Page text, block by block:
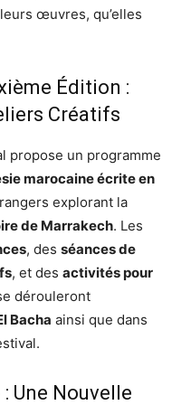
œuvres, qu’elles
Édition :
Créatifs
propose un programme
marocaine écrite en
explorant la
de Marrakech. Les
, des séances de
, et des activités pour
dérouleront
Bacha ainsi que dans
Une Nouvelle